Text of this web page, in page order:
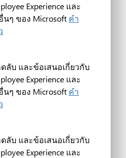
Experience และ
ๆ ของ Microsoft คำ
ลับ และข้อเสนอเกี่ยวกับ
Experience และ
ๆ ของ Microsoft คำ
ลับ และข้อเสนอเกี่ยวกับ
Experience และ